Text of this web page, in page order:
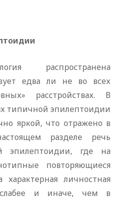
распространена
едва ли не во всех
расстройствах. В
типичной эпилептоидии
яркой, что отражено в
разделе речь
эпилептоидии, где на
повторяющиеся
личностная
слабее и иначе, чем в